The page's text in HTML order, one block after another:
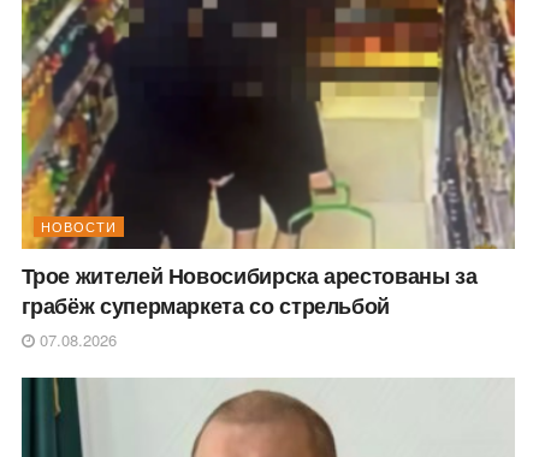
НОВОСТИ
Трое жителей Новосибирска арестованы за
грабёж супермаркета со стрельбой
07.08.2026